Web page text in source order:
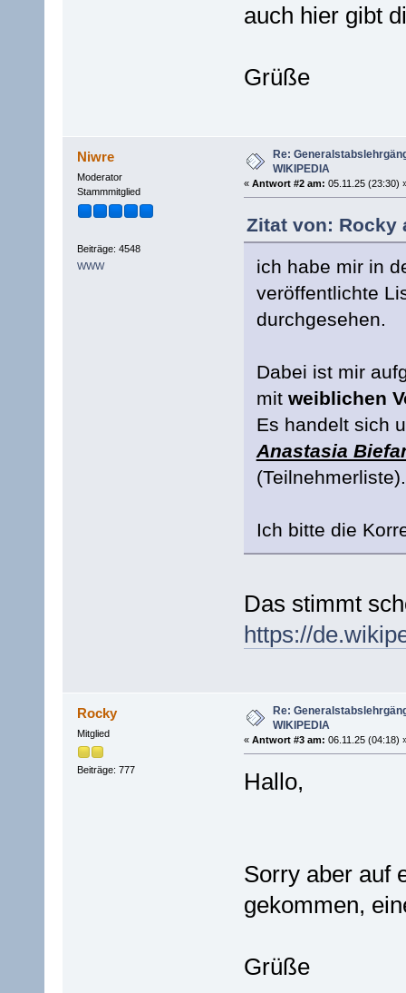
auch hier gibt
Grüße
Niwre
Moderator
Stammmitglied
Beiträge: 4548
WWW
Re:
WIKIPEDIA
« Antwort #2 am: 05.11.25 (23:30)
Zitat von: Rocky
ich habe mir in
veröffentlichte
durchgesehen.
Dabei ist mir
mit weiblichen
Es handelt sich
Anastasia
(Teilnehmerliste).
Ich bitte die
Das stimmt
https://
Rocky
Mitglied
Beiträge: 777
Re:
WIKIPEDIA
« Antwort #3 am: 06.11.25 (04:18)
Hallo,
Sorry aber auf
gekommen,
Grüße